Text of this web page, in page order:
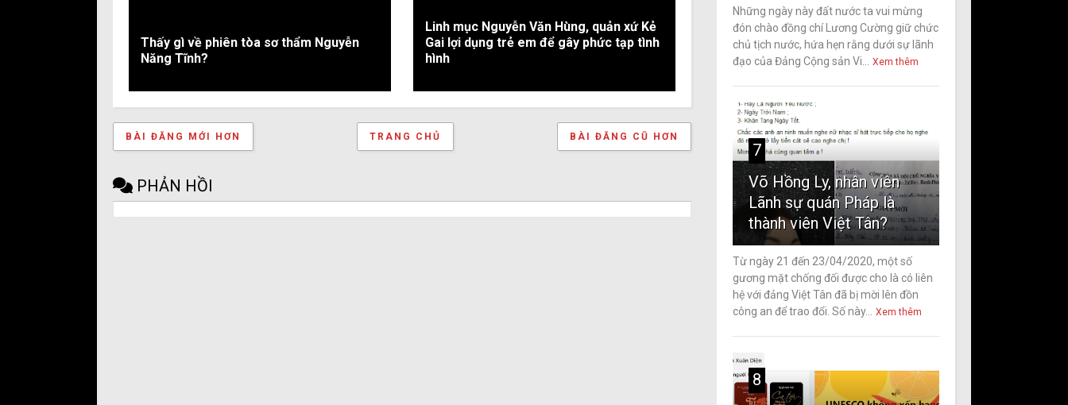
Thấy gì về phiên tòa sơ thẩm Nguyễn
Năng Tĩnh?
Linh mục Nguyễn Văn Hùng, quản xứ Kẻ
Gai lợi dụng trẻ em để gây phức tạp tình
hình
BÀI ĐĂNG MỚI HƠN BÀI ĐĂNG CŨ HƠN
TRANG CHỦ
PHẢN HỒI
Những ngày này đất nước ta vui mừng
đón chào đồng chí Lương Cường giữ chức
chủ tịch nước, hứa hẹn rằng dưới sự lãnh
đạo của Đảng Cộng sản Vi...
Xem thêm
7
Võ Hồng Ly, nhân viên
Lãnh sự quán Pháp là
thành viên Việt Tân?
Từ ngày 21 đến 23/04/2020, một số
gương mặt chống đối được cho là có liên
hệ với đảng Việt Tân đã bị mời lên đồn
công an để trao đổi. Số này...
Xem thêm
8